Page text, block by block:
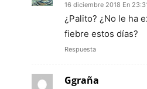
16 diciembre 2018 En
¿Palito? ¿No le ha
fiebre estos días?
Respuesta
Ggraña